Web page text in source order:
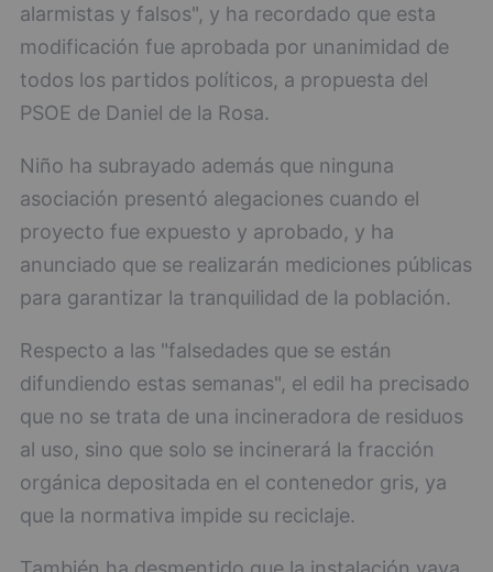
alarmistas y falsos", y ha recordado que esta
modificación fue aprobada por unanimidad de
todos los partidos políticos, a propuesta del
PSOE de Daniel de la Rosa.
Niño ha subrayado además que ninguna
asociación presentó alegaciones cuando el
proyecto fue expuesto y aprobado, y ha
anunciado que se realizarán mediciones públicas
para garantizar la tranquilidad de la población.
Respecto a las "falsedades que se están
difundiendo estas semanas", el edil ha precisado
que no se trata de una incineradora de residuos
al uso, sino que solo se incinerará la fracción
orgánica depositada en el contenedor gris, ya
que la normativa impide su reciclaje.